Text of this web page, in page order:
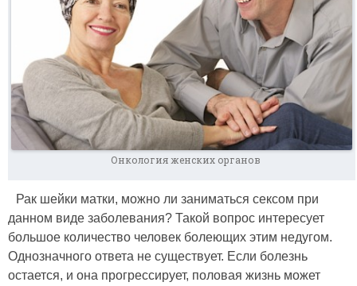
Онкология женских органов
Рак шейки матки, можно ли заниматься сексом при
данном виде заболевания? Такой вопрос интересует
большое количество человек болеющих этим недугом.
Однозначного ответа не существует. Если болезнь
остается, и она прогрессирует, половая жизнь может